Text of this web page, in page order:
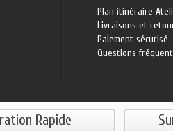
Plan itinéraire
Livraisons et
Paiement sécurisé
Questions
Rapide